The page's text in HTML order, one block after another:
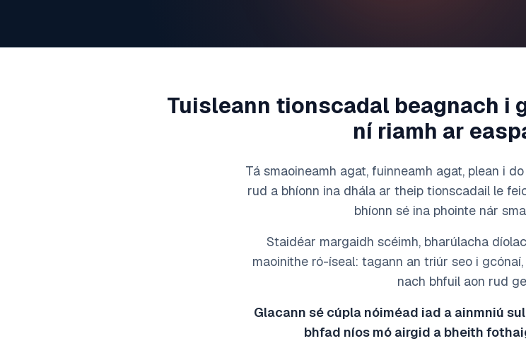
Tuisleann tionscadal beagnach i
ní riamh ar
Tá smaoineamh agat, fuinneamh agat, plean i
rud a bhíonn ina dhála ar theip tionscadail le
bhíonn sé ina phointe nár
Staidéar margaidh scéimh, bharúlacha
maoinithe ró-íseal: tagann an triúr seo i
nach bhfuil aon rud
Glacann sé cúpla nóiméad iad a ainmniú
bhfad níos mó airgid a bheith